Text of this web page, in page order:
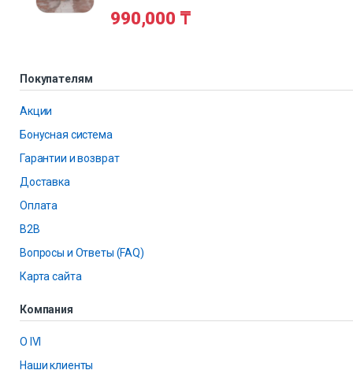
990,000 ₸
Покупателям
Акции
Бонусная система
Гарантии и возврат
Доставка
Оплата
B2B
Вопросы и Ответы (FAQ)
Карта сайта
Компания
О IVI
Наши клиенты